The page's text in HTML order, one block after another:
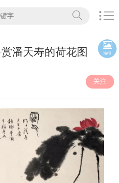
潘天寿的荷花图
关注
海报